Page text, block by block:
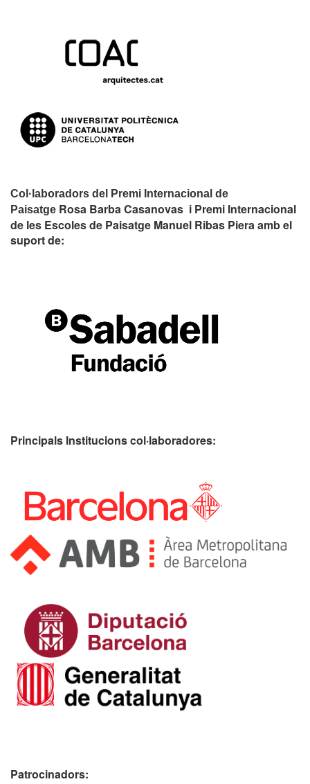
Col·laboradors del Premi Internacional de
Paisatge Rosa Barba Casanovas i Premi Internacional
de les Escoles de Paisatge Manuel Ribas Piera amb el
suport de:
Principals Institucionscol·laboradores:
Patrocinadors: